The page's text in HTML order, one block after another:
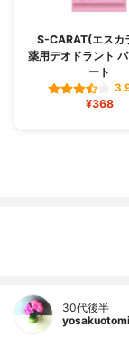
S-CARAT(エスカ
薬用デオドラント
ート
¥368
30代後半